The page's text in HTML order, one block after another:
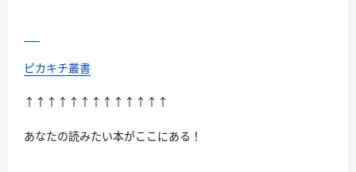
ッ
ク
回
仕
ピカキチ叢書
↑↑↑↑↑↑↑↑↑↑↑↑↑
あなたの読みたい本がここにある！